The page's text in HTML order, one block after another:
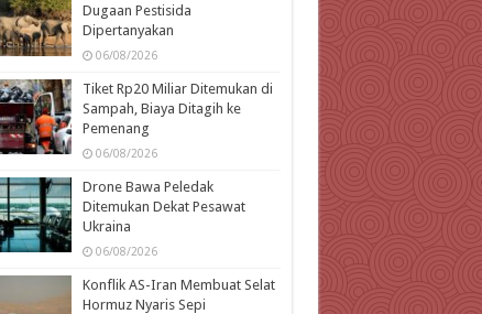
Dugaan Pestisida
Dipertanyakan
06/08/2026
Tiket Rp20 Miliar Ditemukan di
Sampah, Biaya Ditagih ke
Pemenang
06/08/2026
Drone Bawa Peledak
Ditemukan Dekat Pesawat
Ukraina
06/08/2026
Konflik AS-Iran Membuat Selat
Hormuz Nyaris Sepi